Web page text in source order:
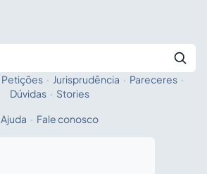
Fale com a IA
Petições · Jurisprudência · Pareceres ·
Dúvidas · Stories
Ajuda · Fale conosco